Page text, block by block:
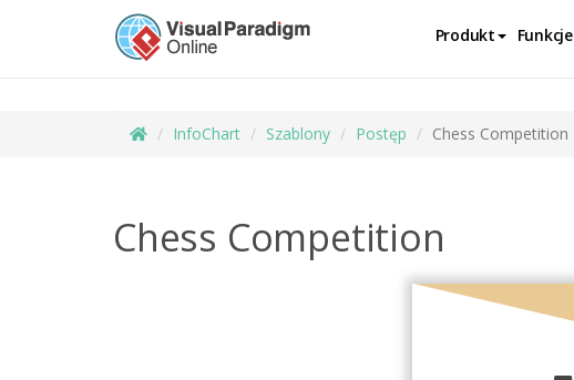
Produkt Funkcje
InfoChart Szablony Postęp Chess Competition
Chess Competition